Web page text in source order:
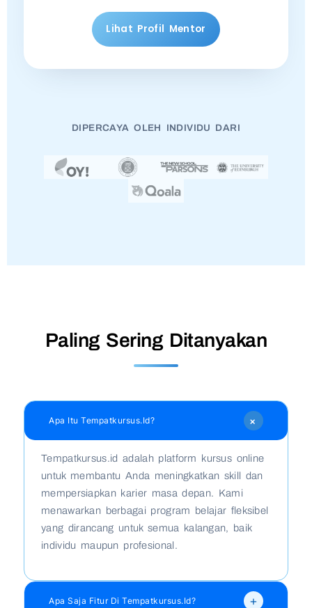
Lihat Profil Mentor
DIPERCAYA OLEH INDIVIDU DARI
Paling Sering Ditanyakan
Apa Itu Tempatkursus.id? +
Tempatkursus.id adalah platform kursus online
untuk membantu Anda meningkatkan skill dan
mempersiapkan karier masa depan. Kami
menawarkan berbagai program belajar fleksibel
yang dirancang untuk semua kalangan, baik
individu maupun profesional.
Apa Saja Fitur Di Tempatkursus.id? +